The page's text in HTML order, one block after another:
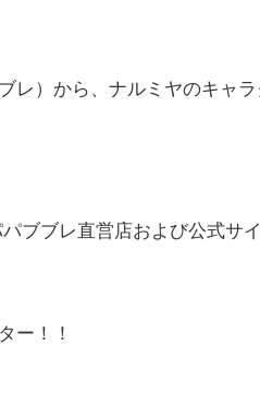
レ）から、ナルミヤのキャ
ブブレ直営店および公式サ
ー！！